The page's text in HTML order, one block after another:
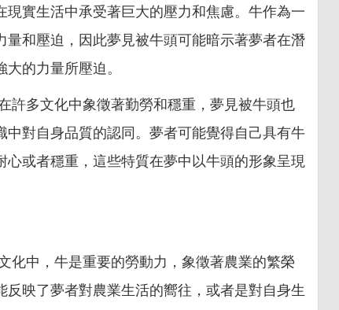
現實生活中承受著巨大的壓力和焦慮。牛作為一
量和壓迫，因此夢見被牛頭可能暗示著夢者在潛
的力量所壓迫。
許多文化中象徵著勤勞和穩重，夢見被牛頭也
中對自身品質的認同。夢者可能覺得自己具有牛
心或者穩重，這些特質在夢中以牛頭的形象呈現
化中，牛是重要的勞動力，象徵著農業的繁榮
反映了夢者對農業生活的嚮往，或者是對自身生